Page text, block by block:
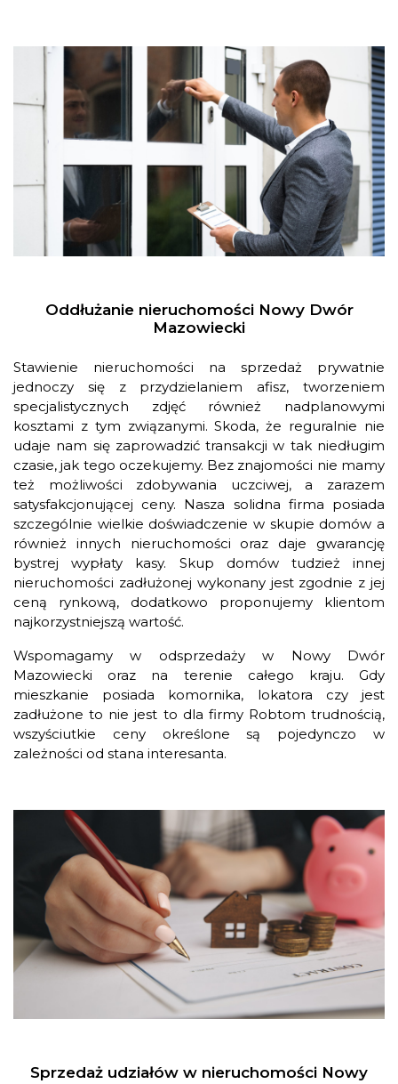
Oddłużanie nieruchomości Nowy Dwór
Mazowiecki
Stawienie nieruchomości na sprzedaż prywatnie
jednoczy się z przydzielaniem afisz, tworzeniem
specjalistycznych zdjęć również nadplanowymi
kosztami z tym związanymi. Skoda, że reguralnie nie
udaje nam się zaprowadzić transakcji w tak niedługim
czasie, jak tego oczekujemy. Bez znajomości nie mamy
też możliwości zdobywania uczciwej, a zarazem
satysfakcjonującej ceny. Nasza solidna firma posiada
szczególnie wielkie doświadczenie w skupie domów a
również innych nieruchomości oraz daje gwarancję
bystrej wypłaty kasy. Skup domów tudzież innej
nieruchomości zadłużonej wykonany jest zgodnie z jej
ceną rynkową, dodatkowo proponujemy klientom
najkorzystniejszą wartość.
Wspomagamy w odsprzedaży w Nowy Dwór
Mazowiecki oraz na terenie całego kraju. Gdy
mieszkanie posiada komornika, lokatora czy jest
zadłużone to nie jest to dla firmy Robtom trudnością,
wszyściutkie ceny określone są pojedynczo w
zależności od stana interesanta.
Sprzedaż udziałów w nieruchomości Nowy